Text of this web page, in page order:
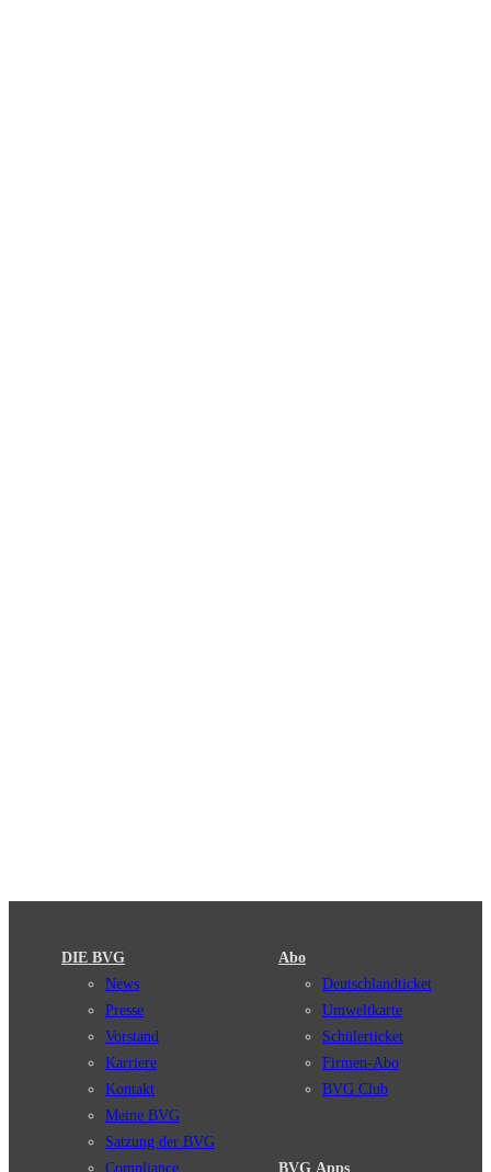
DIE BVG
News
Presse
Vorstand
Karriere
Kontakt
Meine BVG
Satzung der BVG
Compliance
Abo
Deutschlandticket
Umweltkarte
Schülerticket
Firmen-Abo
BVG Club
BVG Apps